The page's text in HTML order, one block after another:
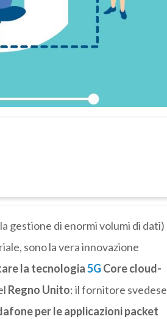
gestione di enormi volumi di dati)
sono la vera innovazione
la tecnologia5GCore cloud-
Regno Unito: il fornitore svedese
per le applicazioni packet